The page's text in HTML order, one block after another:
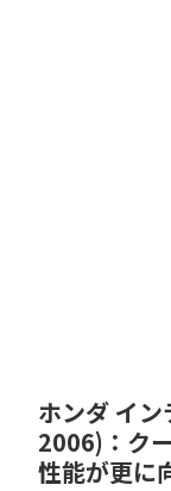
ホンダ イ
2006)：ク
性能が更に